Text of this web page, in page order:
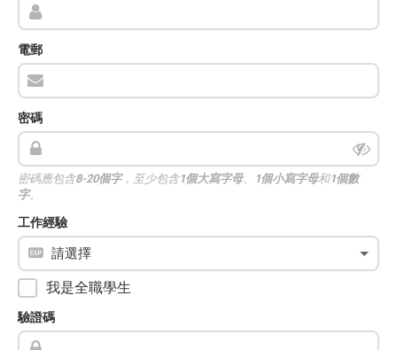
電郵
密碼
密碼應包含8-20個字，至少包含1個大寫字母、 1個小寫字母和1個數
字。
工作經驗
我是全職學生
驗證碼